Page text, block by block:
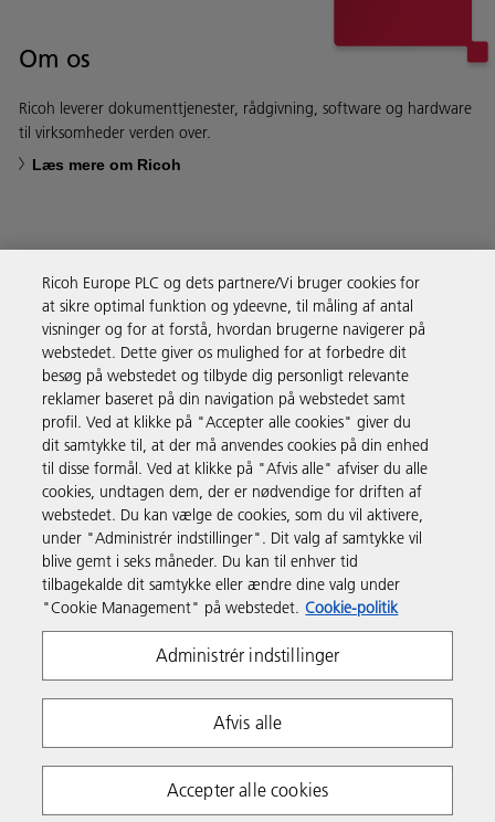
Om os
Ricoh leverer dokumenttjenester, rådgivning, software og hardware
til virksomheder verden over.
Læs mere om Ricoh
Forretningsløsninger
Produkter og services
Support & Kontakt
Ressourcer
Følg os
Fortrolighedserklæring
Anvendelsesvilkår
Whistleblowing Policy
Ricoh Europe PLC og dets partnere/Vi bruger cookies for
at sikre optimal funktion og ydeevne, til måling af antal
visninger og for at forstå, hvordan brugerne navigerer på
webstedet. Dette giver os mulighed for at forbedre dit
besøg på webstedet og tilbyde dig personligt relevante
reklamer baseret på din navigation på webstedet samt
profil. Ved at klikke på "Accepter alle cookies" giver du
dit samtykke til, at der må anvendes cookies på din enhed
til disse formål. Ved at klikke på "Afvis alle" afviser du alle
cookies, undtagen dem, der er nødvendige for driften af
webstedet. Du kan vælge de cookies, som du vil aktivere,
under "Administrér indstillinger". Dit valg af samtykke vil
blive gemt i seks måneder. Du kan til enhver tid
tilbagekalde dit samtykke eller ændre dine valg under
"Cookie Management" på webstedet. Cookie-politik
Administrér indstillinger
Afvis alle
Accepter alle cookies